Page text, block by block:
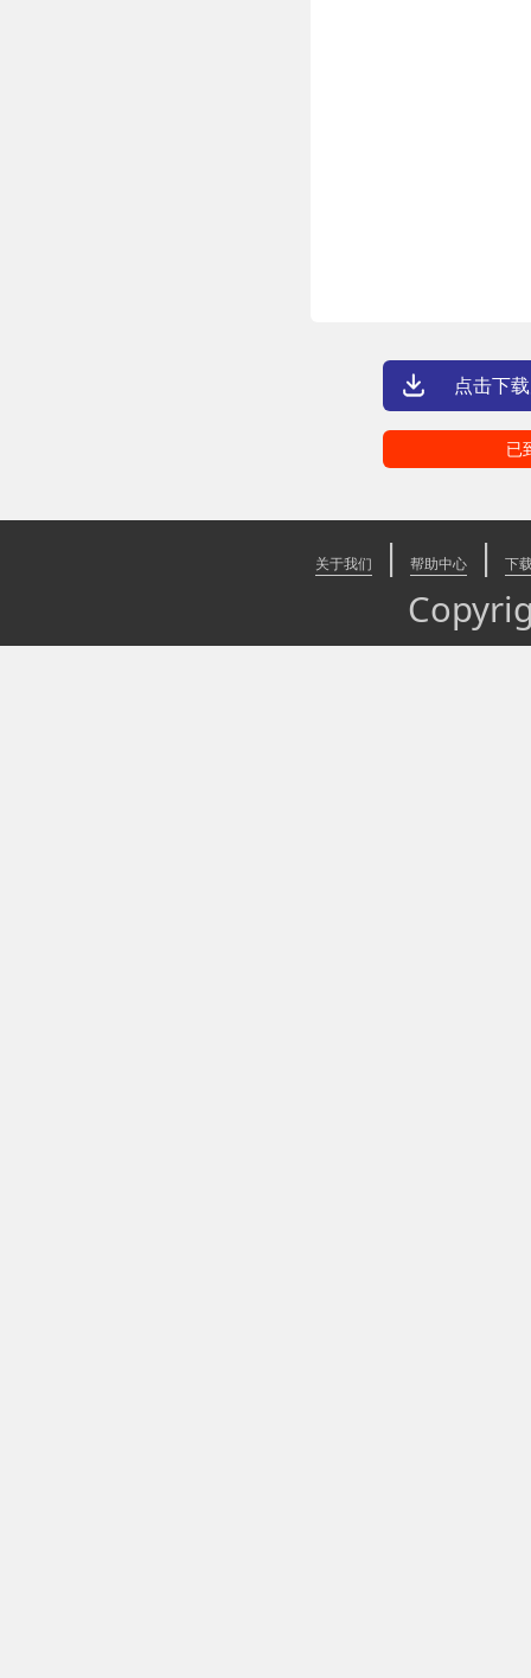
点击下
已
关于我们 | 帮助中心 | 下